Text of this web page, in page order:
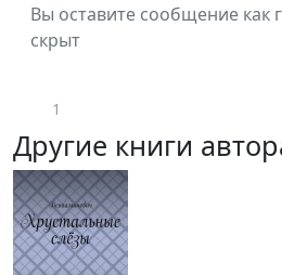
Вы оставите сообщение как
скрыт
1
Другие книги